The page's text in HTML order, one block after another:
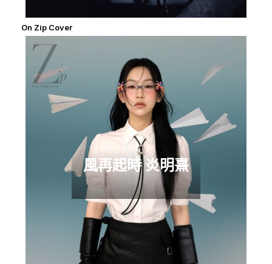
On Zip Cover
風再起時 炎明熹